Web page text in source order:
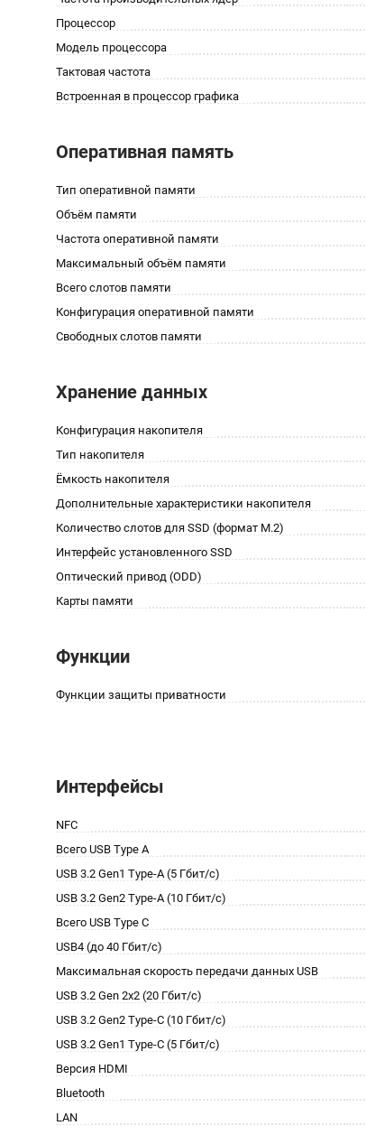
Процессор
Модель процессора
Тактовая частота
Встроенная в процессор графика
Оперативная память
Тип оперативной памяти
Объём памяти
Частота оперативной памяти
Максимальный объём памяти
Всего слотов памяти
Конфигурация оперативной памяти
Свободных слотов памяти
Хранение данных
Конфигурация накопителя
Тип накопителя
Ёмкость накопителя
Дополнительные характеристики накопителя
Количество слотов для SSD (формат M.2)
Интерфейс установленного SSD
Оптический привод (ODD)
Карты памяти
Функции
Функции защиты приватности
Интерфейсы
NFC
Всего USB Type A
USB 3.2 Gen1 Type-A (5 Гбит/с)
USB 3.2 Gen2 Type-A (10 Гбит/с)
Всего USB Type C
USB4 (до 40 Гбит/с)
Максимальная скорость передачи данных USB
USB 3.2 Gen 2x2 (20 Гбит/с)
USB 3.2 Gen2 Type-C (10 Гбит/с)
USB 3.2 Gen1 Type-C (5 Гбит/с)
Версия HDMI
Bluetooth
LAN